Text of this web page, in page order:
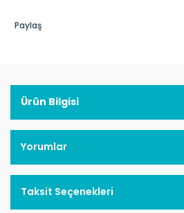
Paylaş
Ürün Bilgisi
Yorumlar
Taksit Seçenekleri